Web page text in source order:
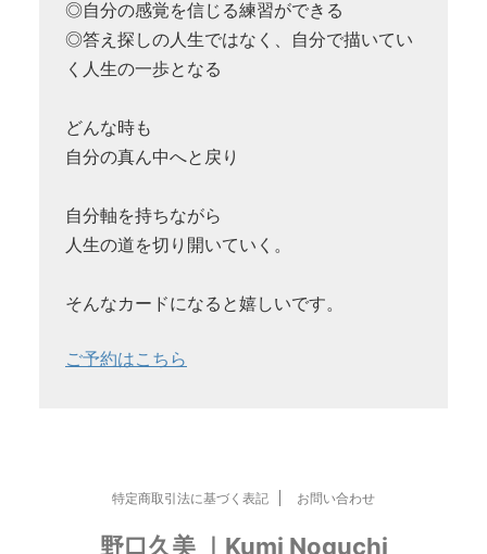
◎自分の感覚を信じる練習ができる
◎答え探しの人生ではなく、自分で描いてい
く人生の一歩となる
どんな時も
自分の真ん中へと戻り
自分軸を持ちながら
人生の道を切り開いていく。
そんなカードになると嬉しいです。
ご予約はこちら
特定商取引法に基づく表記 お問い合わせ
野口久美 ｜Kumi Noguchi